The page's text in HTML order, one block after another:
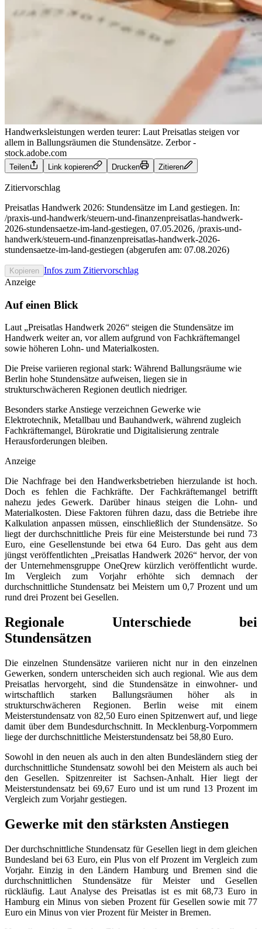
Handwerksleistungen werden teurer: Laut Preisatlas steigen vor
allem in Ballungsräumen die Stundensätze. Zerbor -
stock.adobe.com
Teilen Link kopieren Drucken Zitieren
Zitiervorschlag
Preisatlas Handwerk 2026: Stundensätze im Land gestiegen. In:
/praxis-und-handwerk/steuern-und-finanzenpreisatlas-handwerk-
2026-stundensaetze-im-land-gestiegen, 07.05.2026, /praxis-und-
handwerk/steuern-und-finanzenpreisatlas-handwerk-2026-
stundensaetze-im-land-gestiegen (abgerufen am: 07.08.2026)
Kopieren Infos zum Zitiervorschlag
Anzeige
Auf einen Blick
Laut „Preisatlas Handwerk 2026“ steigen die Stundensätze im
Handwerk weiter an, vor allem aufgrund von Fachkräftemangel
sowie höheren Lohn- und Materialkosten.
Die Preise variieren regional stark: Während Ballungsräume wie
Berlin hohe Stundensätze aufweisen, liegen sie in
strukturschwächeren Regionen deutlich niedriger.
Besonders starke Anstiege verzeichnen Gewerke wie
Elektrotechnik, Metallbau und Bauhandwerk, während zugleich
Fachkräftemangel, Bürokratie und Digitalisierung zentrale
Herausforderungen bleiben.
Anzeige
Die Nachfrage bei den Handwerksbetrieben hierzulande ist hoch.
Doch es fehlen die Fachkräfte. Der Fachkräftemangel betrifft
nahezu jedes Gewerk. Darüber hinaus steigen die Lohn- und
Materialkosten. Diese Faktoren führen dazu, dass die Betriebe ihre
Kalkulation anpassen müssen, einschließlich der Stundensätze. So
liegt der durchschnittliche Preis für eine Meisterstunde bei rund 73
Euro, eine Gesellenstunde bei etwa 64 Euro. Das geht aus dem
jüngst veröffentlichten „Preisatlas Handwerk 2026“ hervor, der von
der Unternehmensgruppe OneQrew kürzlich veröffentlicht wurde.
Im Vergleich zum Vorjahr erhöhte sich demnach der
durchschnittliche Stundensatz bei Meistern um 0,7 Prozent und um
rund drei Prozent bei Gesellen.
Regionale Unterschiede bei
Stundensätzen
Die einzelnen Stundensätze variieren nicht nur in den einzelnen
Gewerken, sondern unterscheiden sich auch regional. Wie aus dem
Preisatlas hervorgeht, sind die Stundensätze in einwohner- und
wirtschaftlich starken Ballungsräumen höher als in
strukturschwächeren Regionen. Berlin weise mit einem
Meisterstundensatz von 82,50 Euro einen Spitzenwert auf, und liege
damit über dem Bundesdurchschnitt. In Mecklenburg-Vorpommern
liege der durchschnittliche Meisterstundensatz bei 58,80 Euro.
Sowohl in den neuen als auch in den alten Bundesländern stieg der
durchschnittliche Stundensatz sowohl bei den Meistern als auch bei
den Gesellen. Spitzenreiter ist Sachsen-Anhalt. Hier liegt der
Meisterstundensatz bei 69,67 Euro und ist um rund 13 Prozent im
Vergleich zum Vorjahr gestiegen.
Gewerke mit den stärksten Anstiegen
Der durchschnittliche Stundensatz für Gesellen liegt in dem gleichen
Bundesland bei 63 Euro, ein Plus von elf Prozent im Vergleich zum
Vorjahr. Einzig in den Ländern Hamburg und Bremen sind die
durchschnittlichen Stundensätze für Meister und Gesellen
rückläufig. Laut Analyse des Preisatlas ist es mit 68,73 Euro in
Hamburg ein Minus von sieben Prozent für Gesellen sowie mit 77
Euro ein Minus von vier Prozent für Meister in Bremen.